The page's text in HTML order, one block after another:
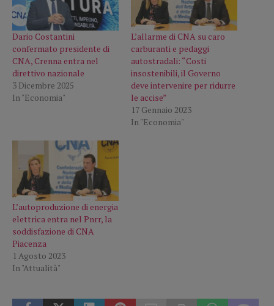
Dario Costantini
confermato presidente di
CNA, Crenna entra nel
direttivo nazionale
3 Dicembre 2025
In "Economia"
L’allarme di CNA su caro
carburanti e pedaggi
autostradali: “Costi
insostenibili, il Governo
deve intervenire per ridurre
le accise”
17 Gennaio 2023
In "Economia"
L’autoproduzione di energia
elettrica entra nel Pnrr, la
soddisfazione di CNA
Piacenza
1 Agosto 2023
In "Attualità"